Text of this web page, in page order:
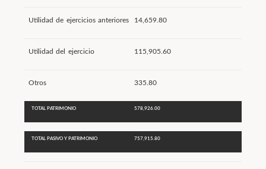
Utilidad de ejercicios anteriores 14,659.80
Utilidad del ejercicio 115,905.60
Otros 335.80
TOTAL PATRIMONIO 578,926.00
TOTAL PASIVO Y PATRIMONIO 757,915.80